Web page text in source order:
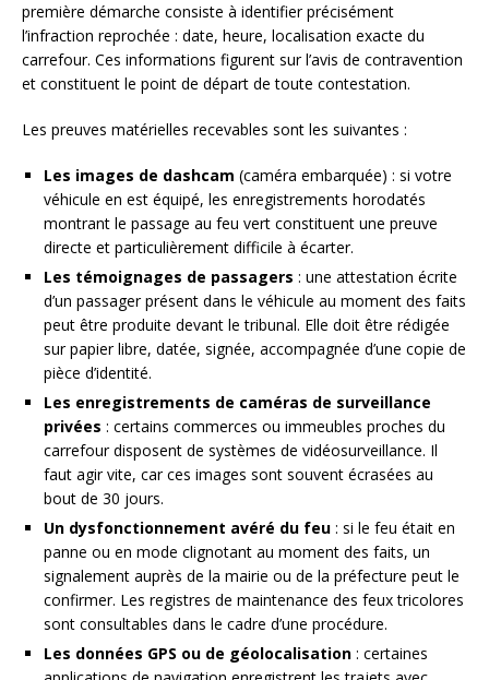
première démarche consiste à identifier précisément
l’infraction reprochée : date, heure, localisation exacte du
carrefour. Ces informations figurent sur l’avis de contravention
et constituent le point de départ de toute contestation.
Les preuves matérielles recevables sont les suivantes :
Les images de dashcam (caméra embarquée) : si votre
véhicule en est équipé, les enregistrements horodatés
montrant le passage au feu vert constituent une preuve
directe et particulièrement difficile à écarter.
Les témoignages de passagers : une attestation écrite
d’un passager présent dans le véhicule au moment des faits
peut être produite devant le tribunal. Elle doit être rédigée
sur papier libre, datée, signée, accompagnée d’une copie de
pièce d’identité.
Les enregistrements de caméras de surveillance
privées : certains commerces ou immeubles proches du
carrefour disposent de systèmes de vidéosurveillance. Il
faut agir vite, car ces images sont souvent écrasées au
bout de 30 jours.
Un dysfonctionnement avéré du feu : si le feu était en
panne ou en mode clignotant au moment des faits, un
signalement auprès de la mairie ou de la préfecture peut le
confirmer. Les registres de maintenance des feux tricolores
sont consultables dans le cadre d’une procédure.
Les données GPS ou de géolocalisation : certaines